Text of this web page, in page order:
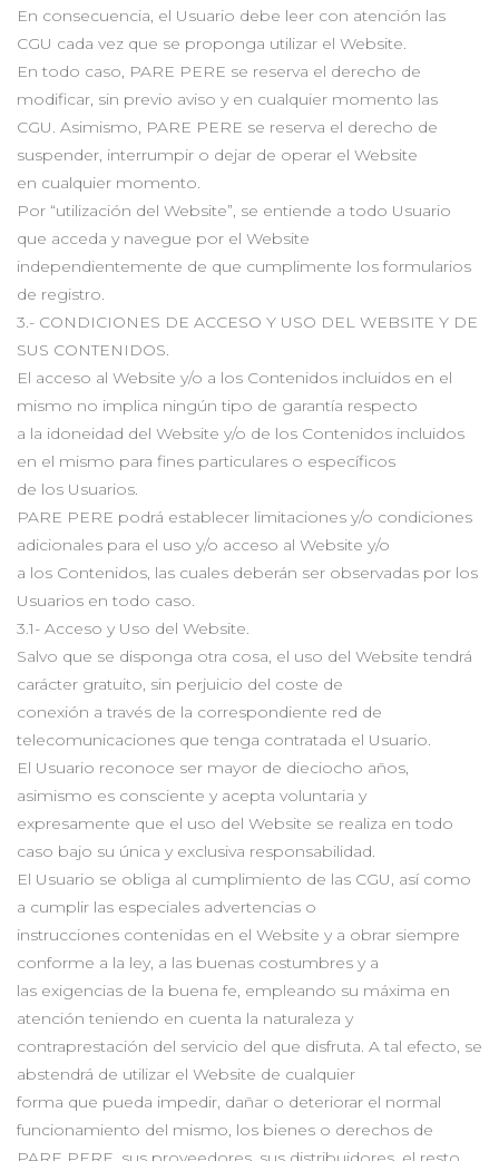
En consecuencia, el Usuario debe leer con atención las
CGU cada vez que se proponga utilizar el Website.
En todo caso, PARE PERE se reserva el derecho de
modificar, sin previo aviso y en cualquier momento las
CGU. Asimismo, PARE PERE se reserva el derecho de
suspender, interrumpir o dejar de operar el Website
en cualquier momento.
Por “utilización del Website”, se entiende a todo Usuario
que acceda y navegue por el Website
independientemente de que cumplimente los formularios
de registro.
3.- CONDICIONES DE ACCESO Y USO DEL WEBSITE Y DE
SUS CONTENIDOS.
El acceso al Website y/o a los Contenidos incluidos en el
mismo no implica ningún tipo de garantía respecto
a la idoneidad del Website y/o de los Contenidos incluidos
en el mismo para fines particulares o específicos
de los Usuarios.
PARE PERE podrá establecer limitaciones y/o condiciones
adicionales para el uso y/o acceso al Website y/o
a los Contenidos, las cuales deberán ser observadas por los
Usuarios en todo caso.
3.1- Acceso y Uso del Website.
Salvo que se disponga otra cosa, el uso del Website tendrá
carácter gratuito, sin perjuicio del coste de
conexión a través de la correspondiente red de
telecomunicaciones que tenga contratada el Usuario.
El Usuario reconoce ser mayor de dieciocho años,
asimismo es consciente y acepta voluntaria y
expresamente que el uso del Website se realiza en todo
caso bajo su única y exclusiva responsabilidad.
El Usuario se obliga al cumplimiento de las CGU, así como
a cumplir las especiales advertencias o
instrucciones contenidas en el Website y a obrar siempre
conforme a la ley, a las buenas costumbres y a
las exigencias de la buena fe, empleando su máxima en
atención teniendo en cuenta la naturaleza y
contraprestación del servicio del que disfruta. A tal efecto, se
abstendrá de utilizar el Website de cualquier
forma que pueda impedir, dañar o deteriorar el normal
funcionamiento del mismo, los bienes o derechos de